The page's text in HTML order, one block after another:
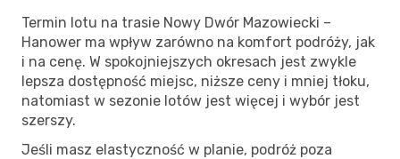
Termin lotu na trasie Nowy Dwór Mazowiecki –
Hanower ma wpływ zarówno na komfort podróży, jak
i na cenę. W spokojniejszych okresach jest zwykle
lepsza dostępność miejsc, niższe ceny i mniej tłoku,
natomiast w sezonie lotów jest więcej i wybór jest
szerszy.
Jeśli masz elastyczność w planie, podróż poza